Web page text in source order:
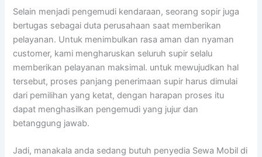
Selain menjadi pengemudi kendaraan, seorang sopir juga
bertugas sebagai duta perusahaan saat memberikan
pelayanan. Untuk menimbulkan rasa aman dan nyaman
customer, kami mengharuskan seluruh supir selalu
memberikan pelayanan maksimal. untuk mewujudkan hal
tersebut, proses panjang penerimaan supir harus dimulai
dari pemilihan yang ketat, dengan harapan proses itu
dapat menghasilkan pengemudi yang jujur dan
betanggung jawab.
Jadi, manakala anda sedang butuh penyedia Sewa Mobil di